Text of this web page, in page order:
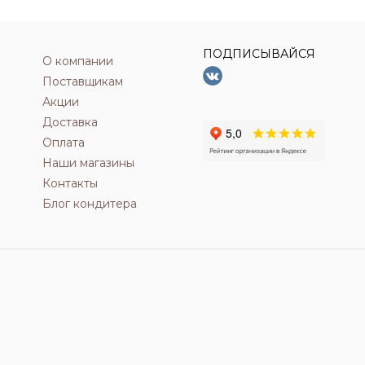
О компании
Поставщикам
Акции
Доставка
Оплата
Наши магазины
Контакты
Блог кондитера
ПОДПИСЫВАЙСЯ